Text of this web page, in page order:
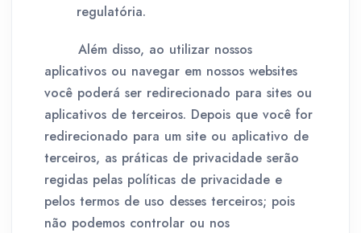
regulatória.
Além disso, ao utilizar nossos
aplicativos ou navegar em nossos websites
você poderá ser redirecionado para sites ou
aplicativos de terceiros. Depois que você for
redirecionado para um site ou aplicativo de
terceiros, as práticas de privacidade serão
regidas pelas políticas de privacidade e
pelos termos de uso desses terceiros; pois
não podemos controlar ou nos